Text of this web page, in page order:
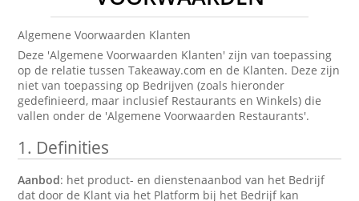
Algemene Voorwaarden Klanten
Deze 'Algemene Voorwaarden Klanten' zijn van toepassing
op de relatie tussen Takeaway.com en de Klanten. Deze zijn
niet van toepassing op Bedrijven (zoals hieronder
gedefinieerd, maar inclusief Restaurants en Winkels) die
vallen onder de 'Algemene Voorwaarden Restaurants'.
1. Definities
Aanbod: het product- en dienstenaanbod van het Bedrijf
dat door de Klant via het Platform bij het Bedrijf kan